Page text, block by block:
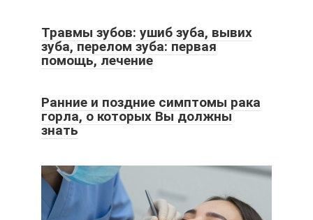
Травмы зубов: ушиб зуба, вывих
зуба, перелом зуба: первая
помощь, лечение
Ранние и поздние симптомы рака
горла, о которых Вы должны
знать